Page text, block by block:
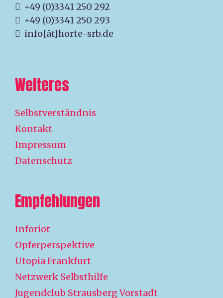
+49 (0)3341 250 292
+49 (0)3341 250 293
info[ät]horte-srb.de
Weiteres
Selbstverständnis
Kontakt
Impressum
Datenschutz
Empfehlungen
Inforiot
Opferperspektive
Utopia Frankfurt
Netzwerk Selbsthilfe
Jugendclub Strausberg Vorstadt